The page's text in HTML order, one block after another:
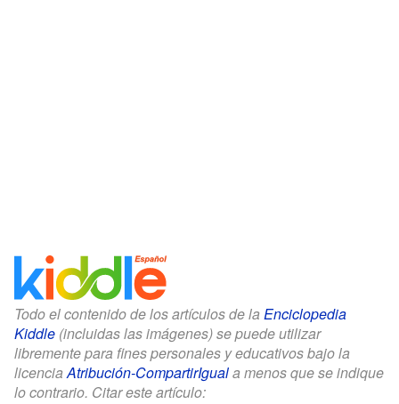
Todo el contenido de los artículos de la Enciclopedia
Kiddle (incluidas las imágenes) se puede utilizar
libremente para fines personales y educativos bajo la
licenciaAtribución-CompartirIguala menos que se indique
lo contrario. Citar este artículo: